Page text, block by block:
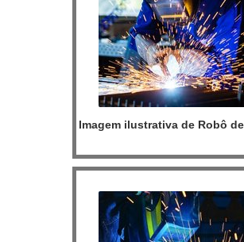
Imagem ilustrativa de Robô